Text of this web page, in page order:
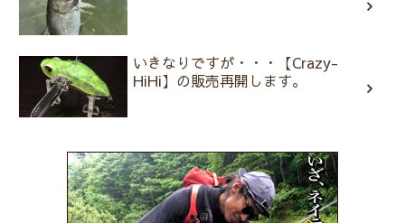
いきなりですが・・・【Crazy-
HiHi】の販売再開します。